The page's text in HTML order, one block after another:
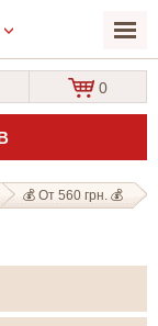
0
💰 От 560 грн. 💰